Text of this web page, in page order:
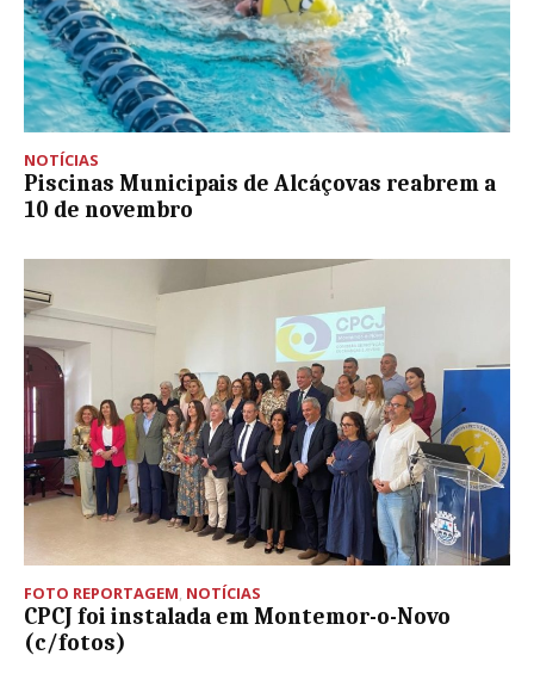
NOTÍCIAS
Piscinas Municipais de Alcáçovas reabrem a
10 de novembro
FOTO REPORTAGEM, NOTÍCIAS
CPCJ foi instalada em Montemor-o-Novo
(c/fotos)